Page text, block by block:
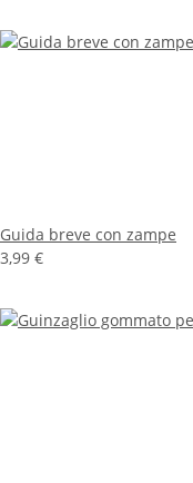
Guida breve con zampe
3,99 €